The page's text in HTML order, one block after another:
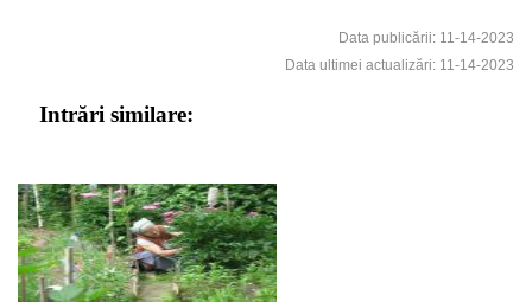
Data publicării: 11-14-2023
Data ultimei actualizări: 11-14-2023
Intrări similare: